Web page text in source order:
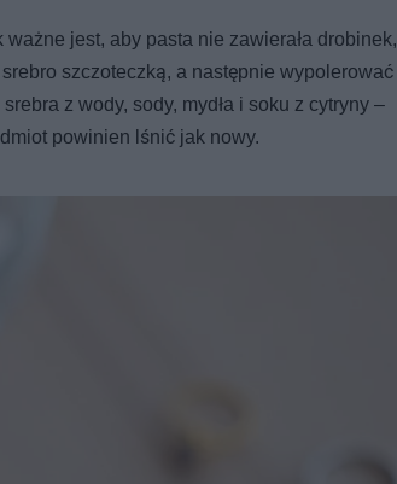
jest, aby pasta nie zawierała drobinek,
szczoteczką, a następnie wypolerować
z wody, sody, mydła i soku z cytryny –
powinien lśnić jak nowy.